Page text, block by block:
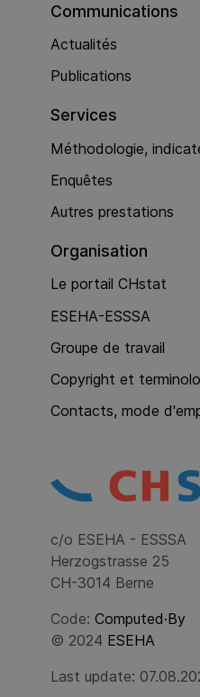
Communications
Actualités
Publications
Services
Méthodologie,
Enquêtes
Autres prestations
Organisation
Le portail CHstat
ESEHA-ESSSA
Groupe de travail
Copyright et
Contacts, mode
c/o ESEHA - ESSSA
Herzogstrasse 25
CH-3014 Berne
Code: Computed·By
© 2024 ESEHA
Last update: